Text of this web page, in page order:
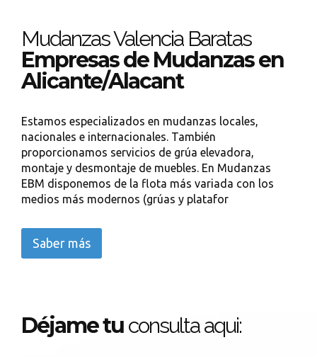
Mudanzas Valencia Baratas
Empresas de Mudanzas en
Alicante/Alacant
Estamos especializados en mudanzas locales,
nacionales e internacionales. También
proporcionamos servicios de grúa elevadora,
montaje y desmontaje de muebles. En Mudanzas
EBM disponemos de la flota más variada con los
medios más modernos (grúas y platafor
Saber más
Déjame tu consulta aqui: